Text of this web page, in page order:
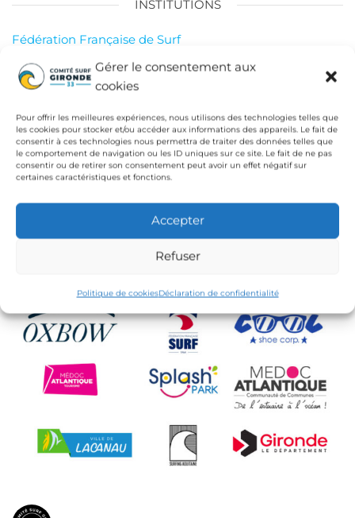
Gérer le consentement aux
cookies
Pour offrir les meilleures expériences, nous utilisons des technologies telles que
les cookies pour stocker et/ou accéder aux informations des appareils. Le fait de
consentir à ces technologies nous permettra de traiter des données telles que
le comportement de navigation ou les ID uniques sur ce site. Le fait de ne pas
consentir ou de retirer son consentement peut avoir un effet négatif sur
certaines caractéristiques et fonctions.
Accepter
Refuser
Politique de cookiesDéclaration de confidentialité
INSTITUTIONS
Fédération Française de Surf
Conseil Départemental de la Gironde
Ligue de Surf de Nouvelle Aquitaine
CdC Médoc Atlantique